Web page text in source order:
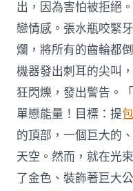
出，因為害怕被拒絕
戀情感。張水瓶咬緊
爛，將所有的齒輪都
機器發出刺耳的尖叫
狂閃爍，發出警告。
單戀能量！目標：提
的頂部，一個巨大的
天空。然而，就在光
了金色、裝飾著巨大